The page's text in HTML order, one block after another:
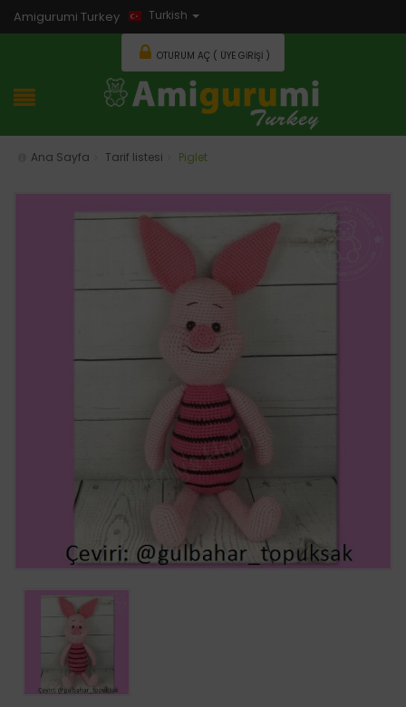
Amigurumi Turkey Turkish
OTURUM AÇ ( ÜYE GIRIŞI )
Ana Sayfa Tarif listesi Piglet